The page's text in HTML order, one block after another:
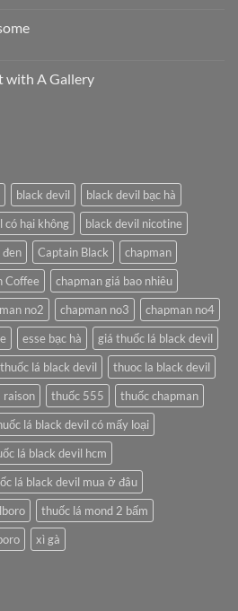
with A Gallery
black devil
black devil bạc hà
có hại không
black devil nicotine
đen Captain Black
chapman
Coffee
chapman giá bao nhiêu
no2 chapman no3
chapman no4
esse bạc hà
giá thuốc lá black devil
lá black devil
thuoc la black devil
raison thuốc 555
thuốc chapman
lá black devil có mấy loại
lá black devil hcm
lá black devil mua ở đâu
thuốc lá mond 2 bấm
xì gà